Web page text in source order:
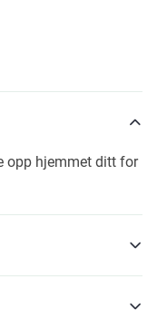
opp hjemmet ditt for